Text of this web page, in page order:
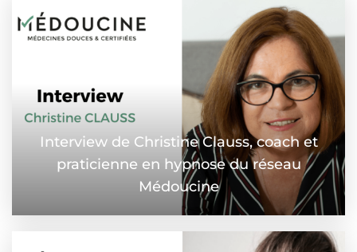
Interview de Christine Clauss, coach et
praticienne en hypnose du réseau
Médoucine